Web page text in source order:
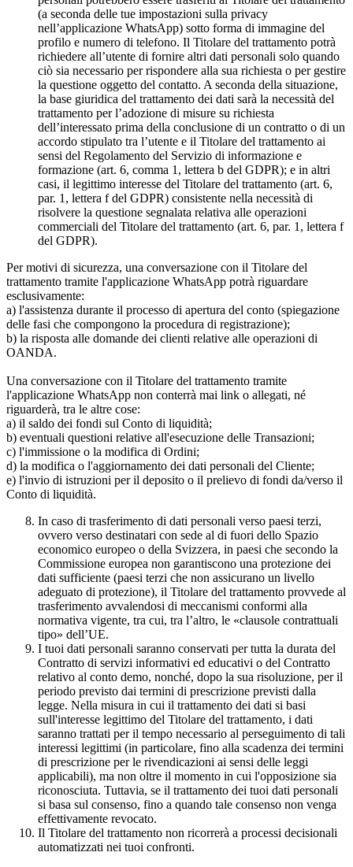
(a seconda delle tue impostazioni sulla privacy
nell’applicazione WhatsApp) sotto forma di immagine del
profilo e numero di telefono. Il Titolare del trattamento potrà
richiedere all’utente di fornire altri dati personali solo quando
ciò sia necessario per rispondere alla sua richiesta o per gestire
la questione oggetto del contatto. A seconda della situazione,
la base giuridica del trattamento dei dati sarà la necessità del
trattamento per l’adozione di misure su richiesta
dell’interessato prima della conclusione di un contratto o di un
accordo stipulato tra l’utente e il Titolare del trattamento ai
sensi del Regolamento del Servizio di informazione e
formazione (art. 6, comma 1, lettera b del GDPR); e in altri
casi, il legittimo interesse del Titolare del trattamento (art. 6,
par. 1, lettera f del GDPR) consistente nella necessità di
risolvere la questione segnalata relativa alle operazioni
commerciali del Titolare del trattamento (art. 6, par. 1, lettera f
del GDPR).
Per motivi di sicurezza, una conversazione con il Titolare del
trattamento tramite l'applicazione WhatsApp potrà riguardare
esclusivamente:
a) l'assistenza durante il processo di apertura del conto (spiegazione
delle fasi che compongono la procedura di registrazione);
b) la risposta alle domande dei clienti relative alle operazioni di
OANDA.
Una conversazione con il Titolare del trattamento tramite
l'applicazione WhatsApp non conterrà mai link o allegati, né
riguarderà, tra le altre cose:
a) il saldo dei fondi sul Conto di liquidità;
b) eventuali questioni relative all'esecuzione delle Transazioni;
c) l'immissione o la modifica di Ordini;
d) la modifica o l'aggiornamento dei dati personali del Cliente;
e) l'invio di istruzioni per il deposito o il prelievo di fondi da/verso il
Conto di liquidità.
In caso di trasferimento di dati personali verso paesi terzi,
ovvero verso destinatari con sede al di fuori dello Spazio
economico europeo o della Svizzera, in paesi che secondo la
Commissione europea non garantiscono una protezione dei
dati sufficiente (paesi terzi che non assicurano un livello
adeguato di protezione), il Titolare del trattamento provvede al
trasferimento avvalendosi di meccanismi conformi alla
normativa vigente, tra cui, tra l’altro, le «clausole contrattuali
tipo» dell’UE.
I tuoi dati personali saranno conservati per tutta la durata del
Contratto di servizi informativi ed educativi o del Contratto
relativo al conto demo, nonché, dopo la sua risoluzione, per il
periodo previsto dai termini di prescrizione previsti dalla
legge. Nella misura in cui il trattamento dei dati si basi
sull'interesse legittimo del Titolare del trattamento, i dati
saranno trattati per il tempo necessario al perseguimento di tali
interessi legittimi (in particolare, fino alla scadenza dei termini
di prescrizione per le rivendicazioni ai sensi delle leggi
applicabili), ma non oltre il momento in cui l'opposizione sia
riconosciuta. Tuttavia, se il trattamento dei tuoi dati personali
si basa sul consenso, fino a quando tale consenso non venga
effettivamente revocato.
Il Titolare del trattamento non ricorrerà a processi decisionali
automatizzati nei tuoi confronti.